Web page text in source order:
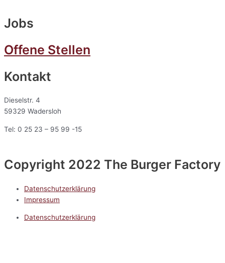
Jobs
Offene Stellen
Kontakt
Dieselstr. 4
59329 Wadersloh
Tel: 0 25 23 – 95 99 -15
Copyright 2022 The Burger Factory
Datenschutzerklärung
Impressum
Datenschutzerklärung